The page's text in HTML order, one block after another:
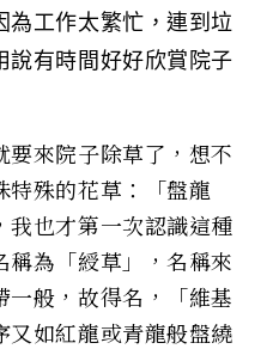
為工作太繁忙，連到垃
說有時間好好欣賞院子
來院子除草了，想不
特殊的花草：「盤龍
我也才第一次認識這種
為「綬草」，名稱來
一般，故得名，「維基
又如紅龍或青龍般盤繞